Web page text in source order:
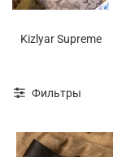
Kizlyar Supreme
Фильтры